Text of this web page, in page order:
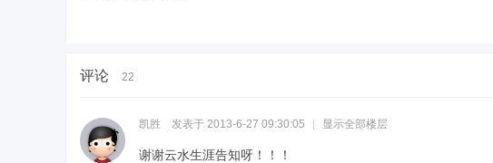
评论 22
凯胜 发表于 2013-6-27 09:30:05 显示全部楼层
谢谢云水生涯告知呀！！！